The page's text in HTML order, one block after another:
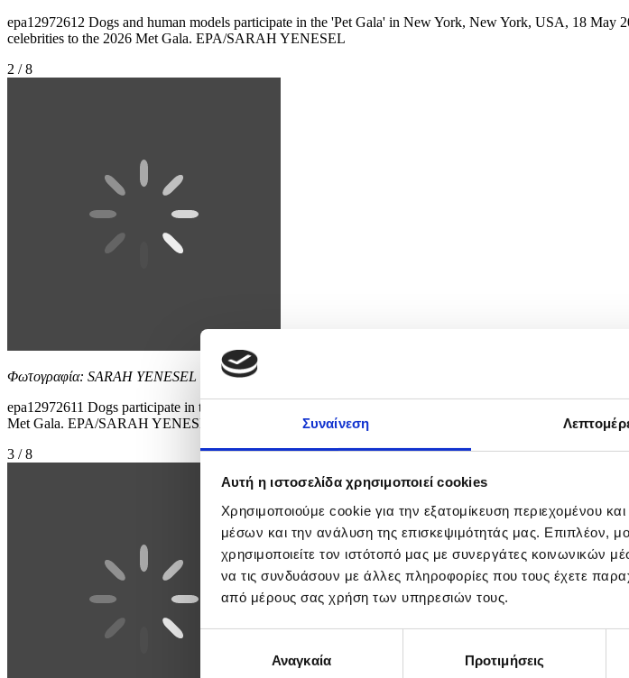
Συναίνεση
Αυτή η ιστοσελίδα χρησιμοποιεί cookies
Χρησιμοποιούμε cookie για την εξατομίκευση περιεχομένου
μέσων και την ανάλυση της επισκεψιμότητάς μας. Επιπλέον,
χρησιμοποιείτε τον ιστότοπό μας με συνεργάτες κοινωνικών
να τις συνδυάσουν με άλλες πληροφορίες που τους έχετε
από μέρους σας χρήση των υπηρεσιών τους.
συγκατάθεσηςΑναγκαία Προτιμήσεις
epa12972612 Dogs and human models participate in the 'Pet Gala' in New York, New York, USA, 18 May
celebrities to the 2026 Met Gala. EPA/SARAH YENESEL
2 / 8
Φωτογραφία: SARAH YENESEL
epa12972611 Dogs participate in the 'Pet Gala' in New York, New York, USA, 18 May 2026. During the
Met Gala. EPA/SARAH YENESEL
3 / 8